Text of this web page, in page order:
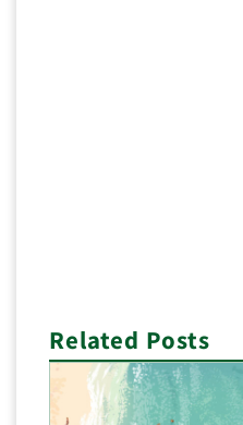
Related Posts